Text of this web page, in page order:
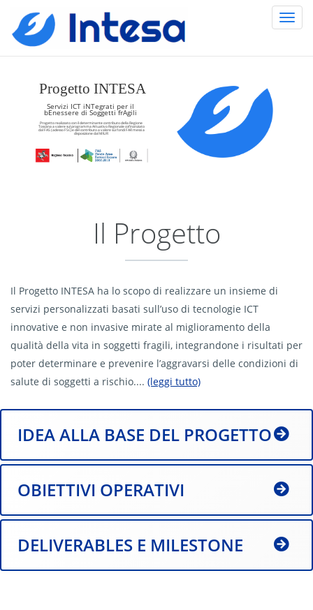
Progetto INTESA
Servizi ICT iNTegrati per il
bEnessere di Soggetti frAgili
Progetto realizzato con il determinante contributo della Regione
Toscana a valere sul programma Attuativo Regionale cofinanziato
dal FAS ( adesso FSC) e del contributo a valere sui fondi FAR messi a
disposizione dal MIUR
Il Progetto
Il Progetto INTESA ha lo scopo di realizzare un insieme di
servizi personalizzati basati sull’uso di tecnologie ICT
innovative e non invasive mirate al miglioramento della
qualità della vita in soggetti fragili, integrandone i risultati per
poter determinare e prevenire l’aggravarsi delle condizioni di
salute di soggetti a rischio.... (leggi tutto)
IDEA ALLA BASE DEL PROGETTO
OBIETTIVI OPERATIVI
DELIVERABLES E MILESTONE